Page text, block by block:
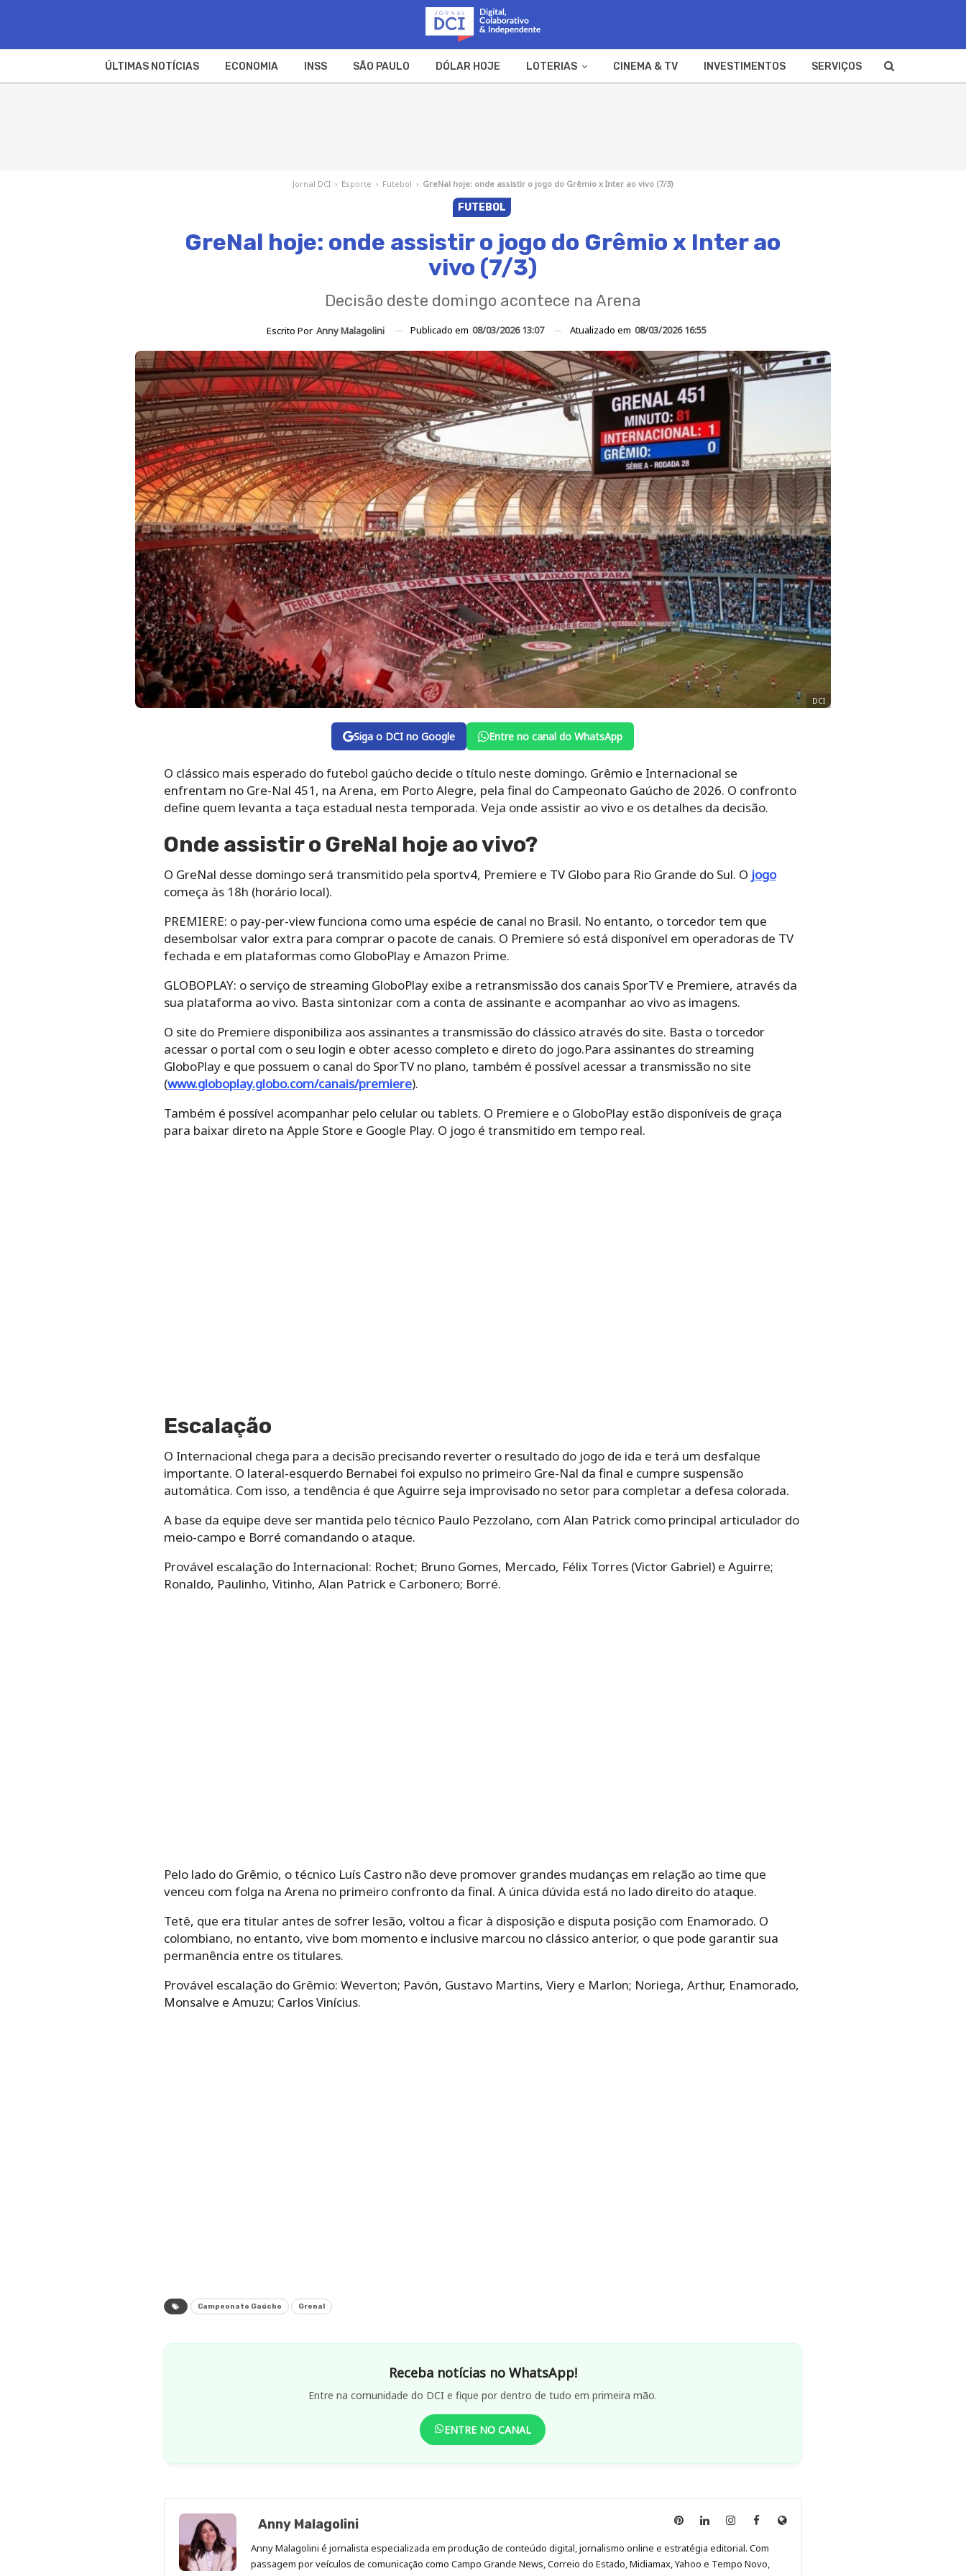
ÚLTIMAS NOTÍCIAS ECONOMIA INSS SÃO PAULO DÓLAR HOJE LOTERIAS CINEMA & TV INVESTIMENTOS SERVIÇOS
Jornal DCI › Esporte › Futebol › GreNal hoje: onde assistir o jogo do Grêmio x Inter ao vivo (7/3)
FUTEBOL
GreNal hoje: onde assistir o jogo do Grêmio x Inter ao
vivo (7/3)
Decisão deste domingo acontece na Arena
Escrito Por Anny Malagolini Publicado em 08/03/2026 13:07 Atualizado em 08/03/2026 16:55
DCI
Siga o DCI no Google Entre no canal do WhatsApp
O clássico mais esperado do futebol gaúcho decide o título neste domingo. Grêmio e Internacional se
enfrentam no Gre-Nal 451, na Arena, em Porto Alegre, pela final do Campeonato Gaúcho de 2026. O confronto
define quem levanta a taça estadual nesta temporada. Veja onde assistir ao vivo e os detalhes da decisão.
Onde assistir o GreNal hoje ao vivo?
O GreNal desse domingo será transmitido pela sportv4, Premiere e TV Globo para Rio Grande do Sul. O jogo
começa às 18h (horário local).
PREMIERE: o pay-per-view funciona como uma espécie de canal no Brasil. No entanto, o torcedor tem que
desembolsar valor extra para comprar o pacote de canais. O Premiere só está disponível em operadoras de TV
fechada e em plataformas como GloboPlay e Amazon Prime.
GLOBOPLAY: o serviço de streaming GloboPlay exibe a retransmissão dos canais SporTV e Premiere, através da
sua plataforma ao vivo. Basta sintonizar com a conta de assinante e acompanhar ao vivo as imagens.
O site do Premiere disponibiliza aos assinantes a transmissão do clássico através do site. Basta o torcedor
acessar o portal com o seu login e obter acesso completo e direto do jogo.Para assinantes do streaming
GloboPlay e que possuem o canal do SporTV no plano, também é possível acessar a transmissão no site
(www.globoplay.globo.com/canais/premiere).
Também é possível acompanhar pelo celular ou tablets. O Premiere e o GloboPlay estão disponíveis de graça
para baixar direto na Apple Store e Google Play. O jogo é transmitido em tempo real.
Escalação
O Internacional chega para a decisão precisando reverter o resultado do jogo de ida e terá um desfalque
importante. O lateral-esquerdo Bernabei foi expulso no primeiro Gre-Nal da final e cumpre suspensão
automática. Com isso, a tendência é que Aguirre seja improvisado no setor para completar a defesa colorada.
A base da equipe deve ser mantida pelo técnico Paulo Pezzolano, com Alan Patrick como principal articulador do
meio-campo e Borré comandando o ataque.
Provável escalação do Internacional: Rochet; Bruno Gomes, Mercado, Félix Torres (Victor Gabriel) e Aguirre;
Ronaldo, Paulinho, Vitinho, Alan Patrick e Carbonero; Borré.
Pelo lado do Grêmio, o técnico Luís Castro não deve promover grandes mudanças em relação ao time que
venceu com folga na Arena no primeiro confronto da final. A única dúvida está no lado direito do ataque.
Tetê, que era titular antes de sofrer lesão, voltou a ficar à disposição e disputa posição com Enamorado. O
colombiano, no entanto, vive bom momento e inclusive marcou no clássico anterior, o que pode garantir sua
permanência entre os titulares.
Provável escalação do Grêmio: Weverton; Pavón, Gustavo Martins, Viery e Marlon; Noriega, Arthur, Enamorado,
Monsalve e Amuzu; Carlos Vinícius.
Campeonato Gaúcho Grenal
Receba notícias no WhatsApp!
Entre na comunidade do DCI e fique por dentro de tudo em primeira mão.
ENTRE NO CANAL
Anny Malagolini
Anny
no
Anny
no
Anny
no
Anny
no
Site
Anny Malagolini é jornalista especializada em produção de conteúdo digital, jornalismo online e estratégia editorial. Com
passagem por veículos de comunicação como Campo Grande News, Correio do Estado, Midiamax, Yahoo e Tempo Novo,